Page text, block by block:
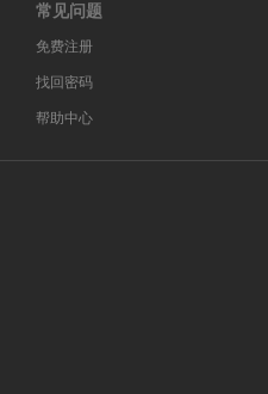
常见问题
免费注册
找回密码
帮助中心